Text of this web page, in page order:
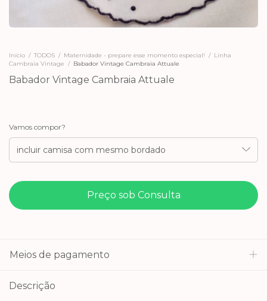
Início / TODOS / Maternidade - prepare esse momento especial! / Linha
Cambraia Vintage / Babador Vintage Cambraia Attuale
Babador Vintage Cambraia Attuale
Vamos compor?
Meios de pagamento
Descrição